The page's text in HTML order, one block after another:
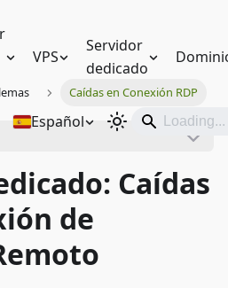
VPS
Servidor
dedicado
Español
Caídas en Conexión RDP
Caídas
de